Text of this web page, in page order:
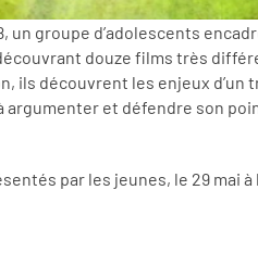
un groupe d’adolescents
douze films très
ils découvrent les enjeux
argumenter et défendre son
par les jeunes, le 29 mai à